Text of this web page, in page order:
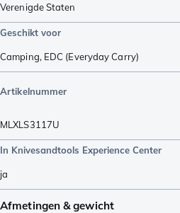
Verenigde Staten
Geschikt voor
Camping, EDC (Everyday Carry)
Artikelnummer
MLXLS3117U
In Knivesandtools Experience Center
ja
Afmetingen & gewicht